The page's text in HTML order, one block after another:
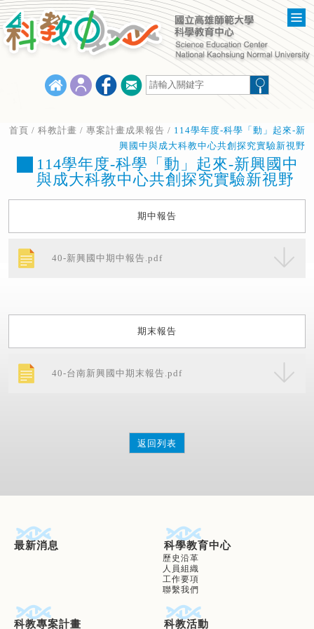
首頁 / 科教計畫 / 專案計畫成果報告 / 114學年度-科學「動」起來-新
興國中與成大科教中心共創探究實驗新視野
114學年度-科學「動」起來-新興國中
與成大科教中心共創探究實驗新視野
期中報告
40-新興國中期中報告.pdf
期末報告
40-台南新興國中期末報告.pdf
返回列表
最新消息 科學教育中心
歷史沿革
人員組織
工作要項
聯繫我們
科教專案計畫 科教活動